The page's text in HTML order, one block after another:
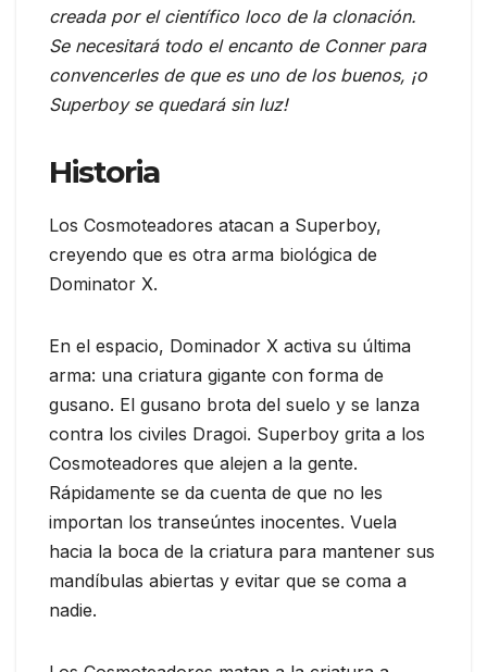
creada por el científico loco de la clonación.
Se necesitará todo el encanto de Conner para
convencerles de que es uno de los buenos, ¡o
Superboy se quedará sin luz!
Historia
Los Cosmoteadores atacan a Superboy,
creyendo que es otra arma biológica de
Dominator X.
En el espacio, Dominador X activa su última
arma: una criatura gigante con forma de
gusano. El gusano brota del suelo y se lanza
contra los civiles Dragoi. Superboy grita a los
Cosmoteadores que alejen a la gente.
Rápidamente se da cuenta de que no les
importan los transeúntes inocentes. Vuela
hacia la boca de la criatura para mantener sus
mandíbulas abiertas y evitar que se coma a
nadie.